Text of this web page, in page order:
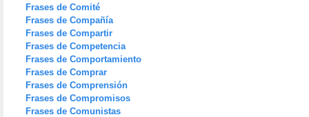
Frases de Comité
Frases de Compañía
Frases de Compartir
Frases de Competencia
Frases de Comportamiento
Frases de Comprar
Frases de Comprensión
Frases de Compromisos
Frases de Comunistas